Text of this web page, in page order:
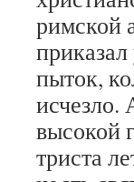
римской
пыток,
высокой
триста